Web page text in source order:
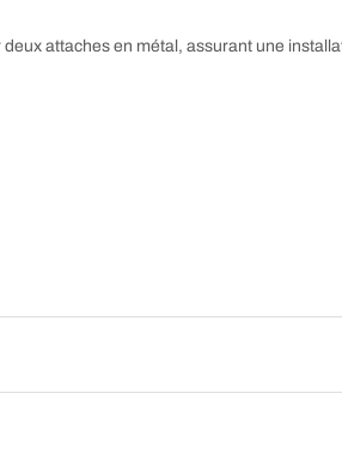
attaches en métal, assurant une